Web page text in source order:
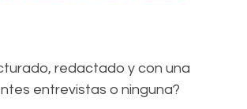
redactado y con una
entrevistas o ninguna?